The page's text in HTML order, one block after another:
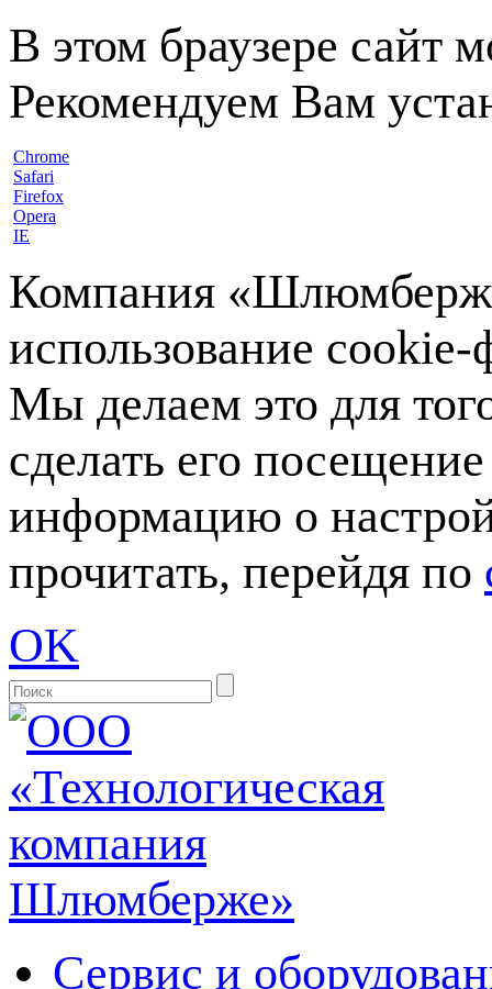
В этом браузере сайт
Рекомендуем Вам
Chrome
Safari
Firefox
Opera
IE
Компания
использование
Мы делаем это для
сделать его
информацию о
прочитать, перейдя по
OK
Сервис и